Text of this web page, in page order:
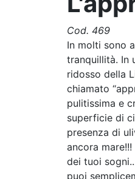
Cod. 469
In molti sono
tranquillità. In
ridosso della
chiamato
pulitissima e
superficie di
presenza di
ancora
dei tuoi
puoi